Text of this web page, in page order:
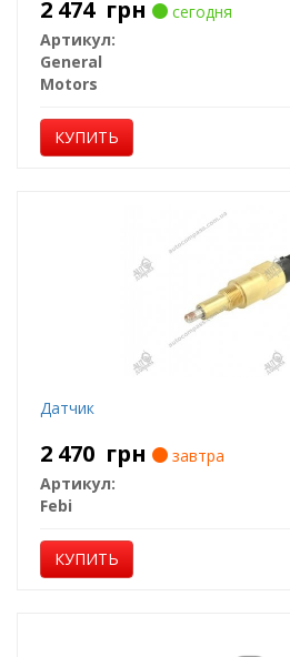
2 474 грн
сегодня
Артикул:
General
Motors
КУПИТЬ
Датчик
2 470 грн
завтра
Артикул:
Febi
КУПИТЬ